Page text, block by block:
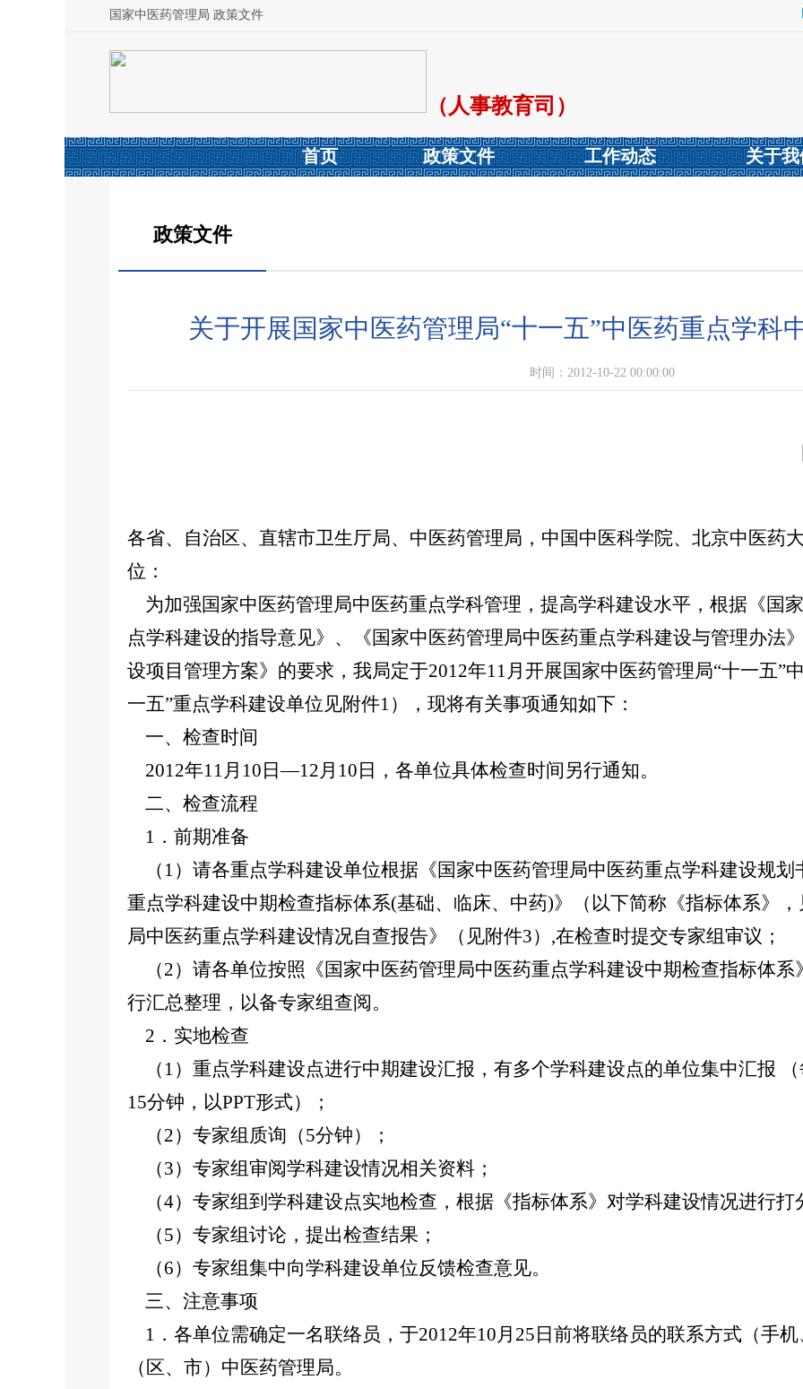
国家中医药管理局 政策文件
（人事教育司）
首页 政策文件 工作动态 关于我
政策文件
关于开展国家中医药管理局“十一五”中医药重点学科
时间：2012-10-22 00:00:00
各省、自治区、直辖市卫生厅局、中医药管理局，中国中医科学院、北京中医药
位：
为加强国家中医药管理局中医药重点学科管理，提高学科建设水平，根据《国
点学科建设的指导意见》、《国家中医药管理局中医药重点学科建设与管理办法
设项目管理方案》的要求，我局定于2012年11月开展国家中医药管理局“十一五”
一五”重点学科建设单位见附件1），现将有关事项通知如下：
一、检查时间
2012年11月10日—12月10日，各单位具体检查时间另行通知。
二、检查流程
1．前期准备
（1）请各重点学科建设单位根据《国家中医药管理局中医药重点学科建设规
重点学科建设中期检查指标体系(基础、临床、中药)》（以下简称《指标体系》
局中医药重点学科建设情况自查报告》（见附件3）,在检查时提交专家组审议；
（2）请各单位按照《国家中医药管理局中医药重点学科建设中期检查指标体
行汇总整理，以备专家组查阅。
2．实地检查
（1）重点学科建设点进行中期建设汇报，有多个学科建设点的单位集中汇报
15分钟，以PPT形式）；
（2）专家组质询（5分钟）；
（3）专家组审阅学科建设情况相关资料；
（4）专家组到学科建设点实地检查，根据《指标体系》对学科建设情况进行打
（5）专家组讨论，提出检查结果；
（6）专家组集中向学科建设单位反馈检查意见。
三、注意事项
1．各单位需确定一名联络员，于2012年10月25日前将联络员的联系方式（手
（区、市）中医药管理局。